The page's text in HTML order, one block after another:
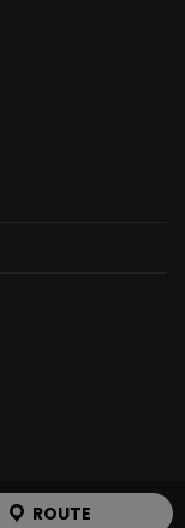
ROUTE